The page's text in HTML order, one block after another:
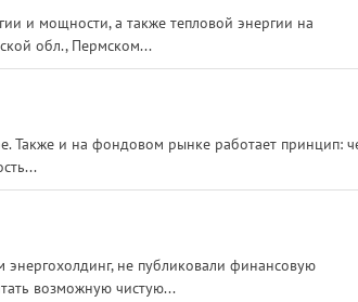
и мощности, а также тепловой энергии на
обл., Пермском...
Также и на фондовом рынке работает принцип:
не публиковали финансовую
возможную чистую...